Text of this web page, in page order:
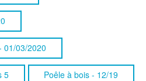
01/03/2020
5 Poêle à bois - 12/19